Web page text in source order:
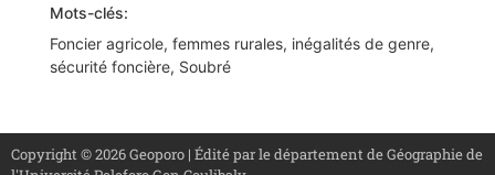
Mots-clés:
Foncier agricole, femmes rurales, inégalités de genre,
sécurité foncière, Soubré
Copyright © 2026 Geoporo | Édité par le département de Géographie de